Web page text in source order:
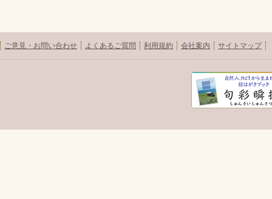
ご意見・お問い合わせ よくあるご質問 利用規約 会社案内 サイトマップ